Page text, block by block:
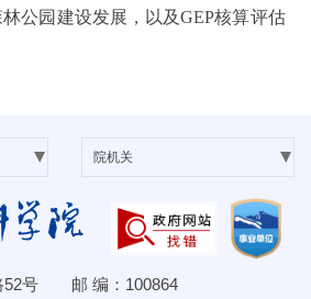
公园建设发展，以及GEP核算评估
路52号 邮 编：100864